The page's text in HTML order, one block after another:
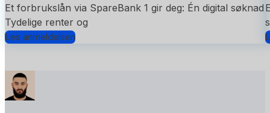
Et forbrukslån via SpareBank 1 gir deg: Én digital søknad
Tydelige renter og
Les anmeldelsen